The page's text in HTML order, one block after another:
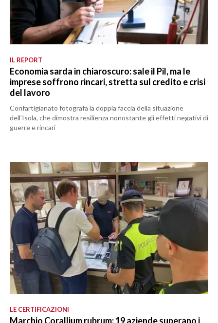
IL REPORT
Economia sarda in chiaroscuro: sale il Pil, ma le
imprese soffrono rincari, stretta sul credito e crisi
del lavoro
Confartigianato fotografa la doppia faccia della situazione
dell’Isola, che dimostra resilienza nonostante gli effetti negativi di
guerre e rincari
LE CERTIFICAZIONI
Marchio Corallium rubrum: 19 aziende superano i